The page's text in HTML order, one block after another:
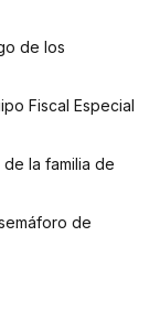
de los
Fiscal Especial
la familia de
de